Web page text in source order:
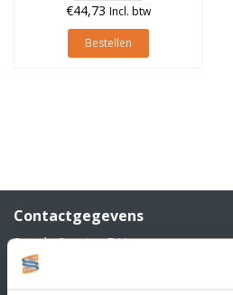
€44,73 Incl. btw
Bestellen
Contactgegevens
Supply Service B.V.
Nijverheidsstraat 25-K
3861 RJ Nijkerk